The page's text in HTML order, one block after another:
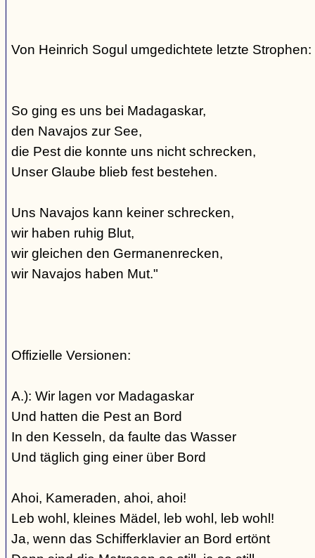
Von Heinrich Sogul umgedichtete letzte Strophen:
So ging es uns bei Madagaskar,
den Navajos zur See,
die Pest die konnte uns nicht schrecken,
Unser Glaube blieb fest bestehen.
Uns Navajos kann keiner schrecken,
wir haben ruhig Blut,
wir gleichen den Germanenrecken,
wir Navajos haben Mut."
Offizielle Versionen:
A.): Wir lagen vor Madagaskar
Und hatten die Pest an Bord
In den Kesseln, da faulte das Wasser
Und täglich ging einer über Bord
Ahoi, Kameraden, ahoi, ahoi!
Leb wohl, kleines Mädel, leb wohl, leb wohl!
Ja, wenn das Schifferklavier an Bord ertönt